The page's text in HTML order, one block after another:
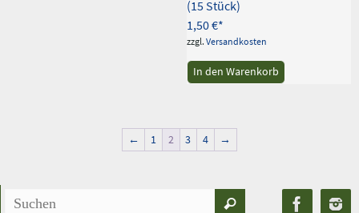
(15 Stück)
1,50€
zzgl. Versandkosten
In den Warenkorb
← 1 2 3 4 →
Suchen